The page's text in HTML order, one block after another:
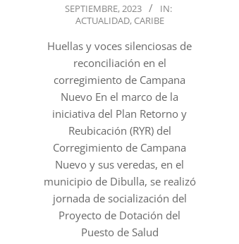
SEPTIEMBRE, 2023
IN:
ACTUALIDAD, CARIBE
Huellas y voces silenciosas de
reconciliación en el
corregimiento de Campana
Nuevo En el marco de la
iniciativa del Plan Retorno y
Reubicación (RYR) del
Corregimiento de Campana
Nuevo y sus veredas, en el
municipio de Dibulla, se realizó
jornada de socialización del
Proyecto de Dotación del
Puesto de Salud